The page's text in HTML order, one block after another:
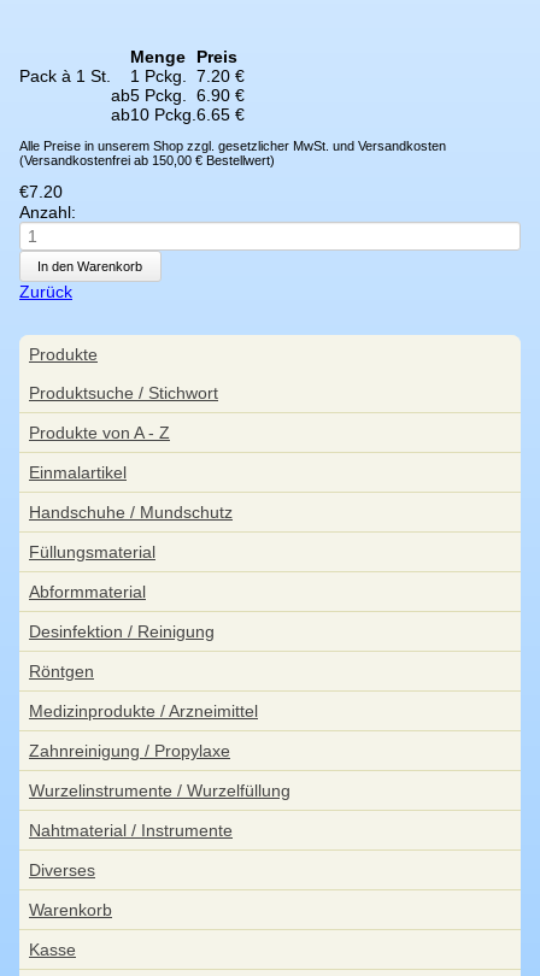
Menge
Preis
Pack à 1 St.
1 Pckg.
7.20 €
ab5 Pckg.
6.90 €
ab10 Pckg. 6.65 €
Alle Preise in unserem Shop zzgl. gesetzlicher MwSt. und Versandkosten
(Versandkostenfrei ab 150,00 € Bestellwert)
€7.20
Anzahl:
Zurück
Navigation
überspringen
Produkte
Produktsuche / Stichwort
Produkte von A - Z
Einmalartikel
Handschuhe / Mundschutz
Füllungsmaterial
Abformmaterial
Desinfektion / Reinigung
Röntgen
Medizinprodukte / Arzneimittel
Zahnreinigung / Propylaxe
Wurzelinstrumente / Wurzelfüllung
Nahtmaterial / Instrumente
Diverses
Warenkorb
Kasse